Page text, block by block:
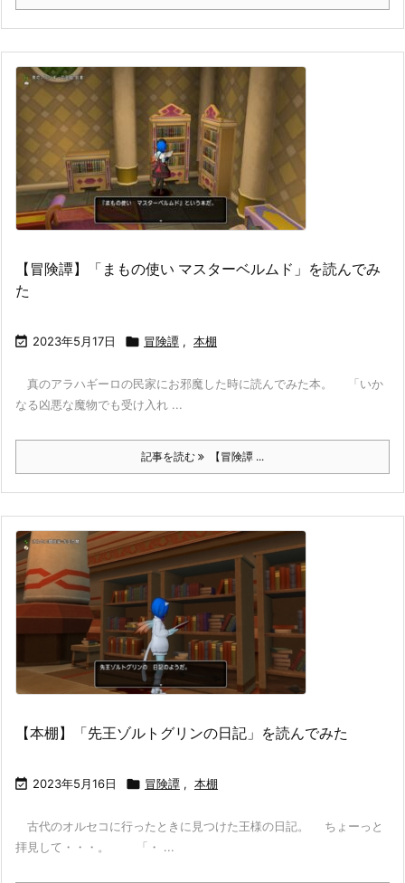
【冒険譚】「まもの使い マスターベルムド」を読んでみ
た
 2023年5月17日  冒険譚 , 本棚
真のアラハギーロの民家にお邪魔した時に読んでみた本。 「いか
なる凶悪な魔物でも受け入れ ...
記事を読む 【冒険譚 ...
【本棚】「先王ゾルトグリンの日記」を読んでみた
 2023年5月16日  冒険譚 , 本棚
古代のオルセコに行ったときに見つけた王様の日記。 ちょーっと
拝見して・・・。 「・ ...